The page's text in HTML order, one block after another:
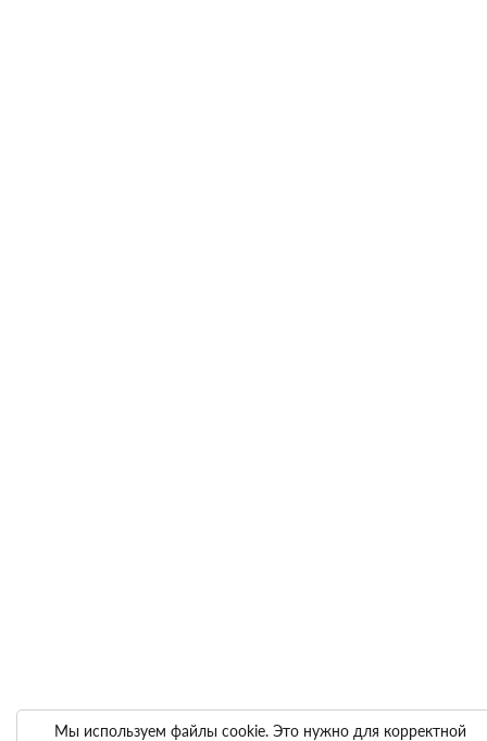
Мы используем файлы cookie. Это нужно для корректной